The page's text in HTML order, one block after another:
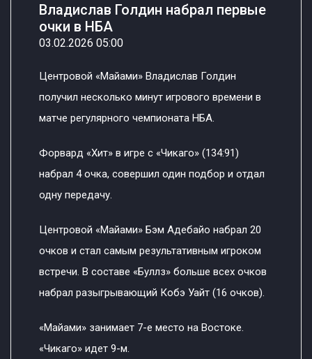
Владислав Голдин набрал первые
очки в НБА
03.02.2026 05:00
Центровой «Майами» Владислав Голдин
получил несколько минут игрового времени в
матче регулярного чемпионата НБА.
Форвард «Хит» в игре с «Чикаго» (134:91)
набрал 4 очка, совершил один подбор и отдал
одну передачу.
Центровой «Майами» Бэм Адебайо набрал 20
очков и стал самым результативным игроком
встречи. В составе «Буллз» больше всех очков
набрал разыгрывающий Кобэ Уайт (16 очков).
«Майами» занимает 7-е место на Востоке.
«Чикаго» идет 9-м.